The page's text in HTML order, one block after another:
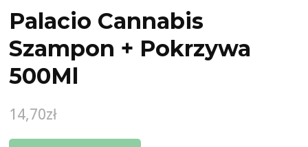
Palacio Cannabis
Szampon + Pokrzywa
500Ml
14,70zł